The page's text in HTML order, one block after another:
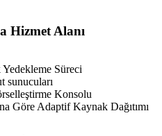
Hizmet Alanı
Yedekleme Süreci
sunucuları
Konsolu
Göre Adaptif Kaynak Dağıtımı